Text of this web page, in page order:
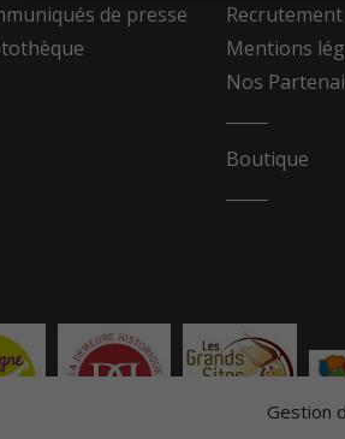
Gestion
de presse
Recrutement
Mentions
Nos
Boutique